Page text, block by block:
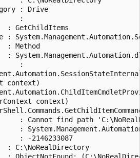
: Drive
:
: GetChildItems
:
: Method
:
:
context)
context)
: Cannot find path
:
: -2146233087
C:\NoRealDirectory